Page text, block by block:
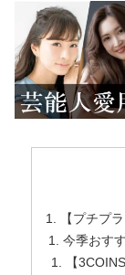
【プチプ
今季おす
【